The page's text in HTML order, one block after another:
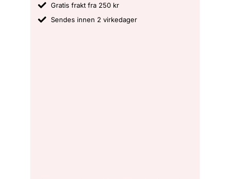
Gratis frakt fra 250 kr
Sendes innen 2 virkedager